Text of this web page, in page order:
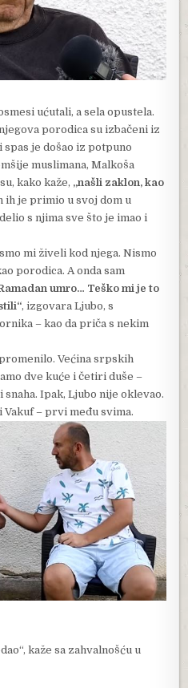
ućutali, a sela opustela.
porodica su izbačeni iz
spas je došao iz potpuno
muslimana, Malkoša
kako kaže, „našli zaklon, kao
ih je primio u svoj dom u
s njima sve što je imao i
mi živeli kod njega. Nismo
porodica. A onda sam
umro… Teško mi je to
, izgovara Ljubo, s
– kao da priča s nekim
Većina srpskih
dve kuće i četiri duše –
Ipak, Ljubo nije oklevao.
– prvi među svima.
kaže sa zahvalnošću u